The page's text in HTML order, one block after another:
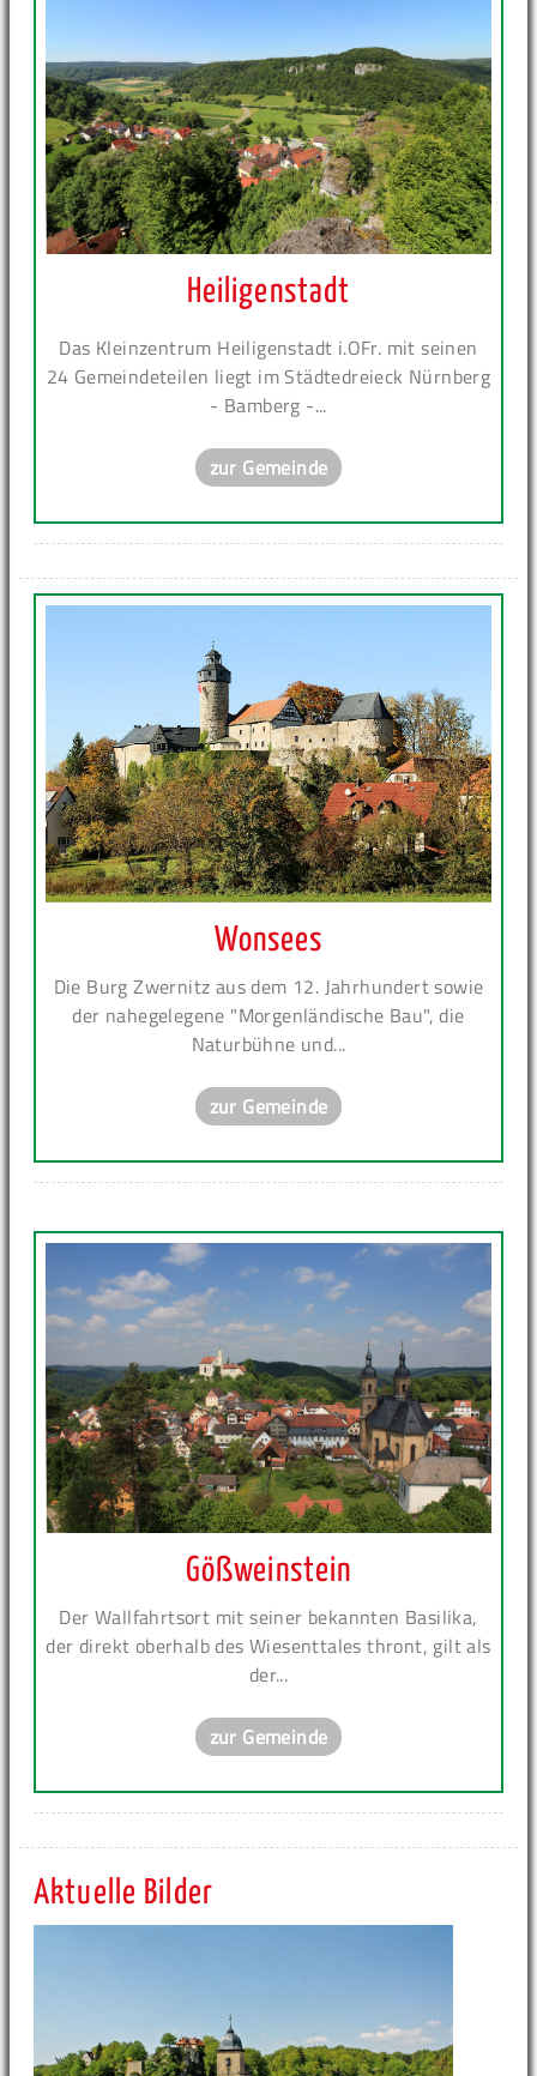
Heiligenstadt
Das Kleinzentrum Heiligenstadt i.OFr. mit seinen
24 Gemeindeteilen liegt im Städtedreieck Nürnberg
- Bamberg -...
zur Gemeinde
Wonsees
Die Burg Zwernitz aus dem 12. Jahrhundert sowie
der nahegelegene "Morgenländische Bau", die
Naturbühne und...
zur Gemeinde
Gößweinstein
Der Wallfahrtsort mit seiner bekannten Basilika,
der direkt oberhalb des Wiesenttales thront, gilt als
der...
zur Gemeinde
Aktuelle Bilder